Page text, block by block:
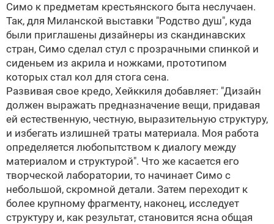
Симо к предметам крестьянского быта неслучаен.
Так, для Миланской выставки "Родство душ", куда
были приглашены дизайнеры из скандинавских
стран, Симо сделал стул с прозрачными спинкой и
сиденьем из акрила и ножками, прототипом
которых стал кол для стога сена.
Развивая свое кредо, Хейккиля добавляет: "Дизайн
должен выражать предназначение вещи, придавая
ей естественную, честную, выразительную структуру,
и избегать излишней траты материала. Моя работа
определяется любопытством к диалогу между
материалом и структурой". Что же касается его
творческой лаборатории, то начинает Симо с
небольшой, скромной детали. Затем переходит к
более крупному фрагменту, наконец, исследует
структуру и, как результат, становится ясна общая